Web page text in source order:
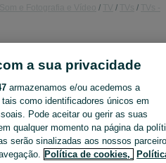
uma nova para contactares
a sua privacidade
armazenamos e/ou acedemos a
como identificadores únicos em
Pode aceitar ou gerir as suas
qualquer momento na página da
serão sinalizadas aos nossos
Política de cookies,